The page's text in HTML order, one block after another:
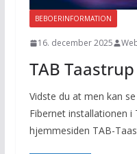
BEBOERINFORMATION
16. december 2025
TAB
Vidste du at men kan
Fibernet installationen
hjemmesiden TAB-